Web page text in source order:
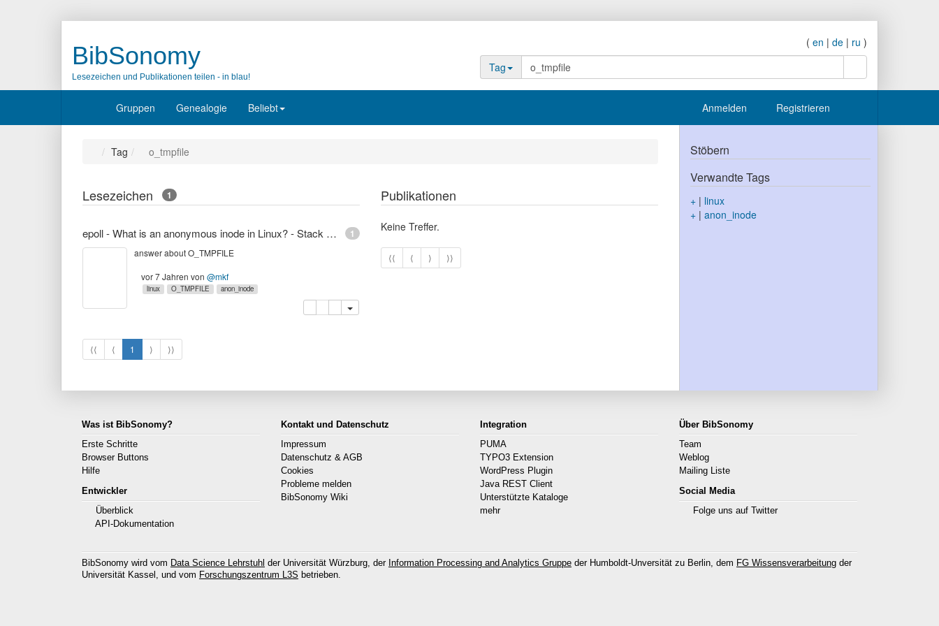
BibSonomy
Lesezeichen und Publikationen teilen - in blau!
( en | de | ru )
Tag
Gruppen Genealogie Beliebt Anmelden Registrieren
Tag o_tmpfile
Lesezeichen 1
1
epoll - What is an anonymous inode in Linux? - Stack Overflow
answer about O_TMPFILE
vor 7 Jahrenvon@mkf
linux O_TMPFILE anon_inode
Löschen
⟨⟨ ⟨ 1 ⟩ ⟩⟩
Publikationen
Keine Treffer.
⟨⟨ ⟨ ⟩ ⟩⟩
Stöbern
Verwandte Tags
+| linux
+| anon_inode
Was ist BibSonomy?
Erste Schritte
Browser Buttons
Hilfe
Entwickler
Überblick
API-Dokumentation
Kontakt und Datenschutz
Impressum
Datenschutz & AGB
Cookies
Probleme melden
BibSonomy Wiki
Integration
PUMA
TYPO3 Extension
WordPress Plugin
Java REST Client
Unterstützte Kataloge
mehr
Über BibSonomy
Team
Weblog
Mailing Liste
Social Media
Folge uns auf Twitter
BibSonomy wird vom Data Science Lehrstuhl der Universität Würzburg, der Information Processing and Analytics Gruppe der Humboldt-Unversität zu Berlin, dem FG Wissensverarbeitung der
Universität Kassel, und vom Forschungszentrum L3S betrieben.